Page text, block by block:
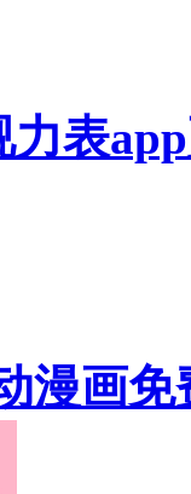
力表app
漫画免